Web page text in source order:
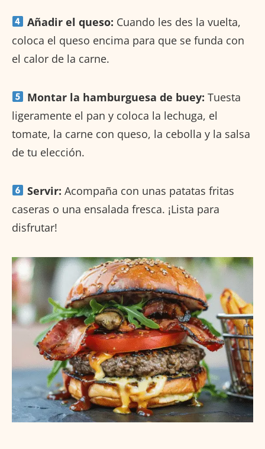
Añadir el queso: Cuando les des la vuelta,
coloca el queso encima para que se funda con
el calor de la carne.
Montar la hamburguesa de buey: Tuesta
ligeramente el pan y coloca la lechuga, el
tomate, la carne con queso, la cebolla y la salsa
de tu elección.
Servir: Acompaña con unas patatas fritas
caseras o una ensalada fresca. ¡Lista para
disfrutar!